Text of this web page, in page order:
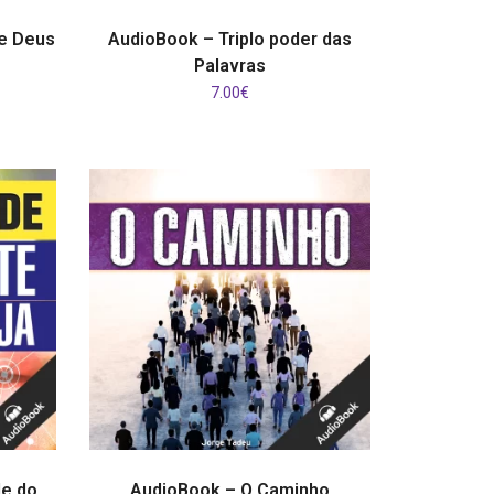
Deus ADICIONAR
AudioBook – Triplo poder das
Palavras
7.00€
do
ADICIONAR
AudioBook – O Caminho